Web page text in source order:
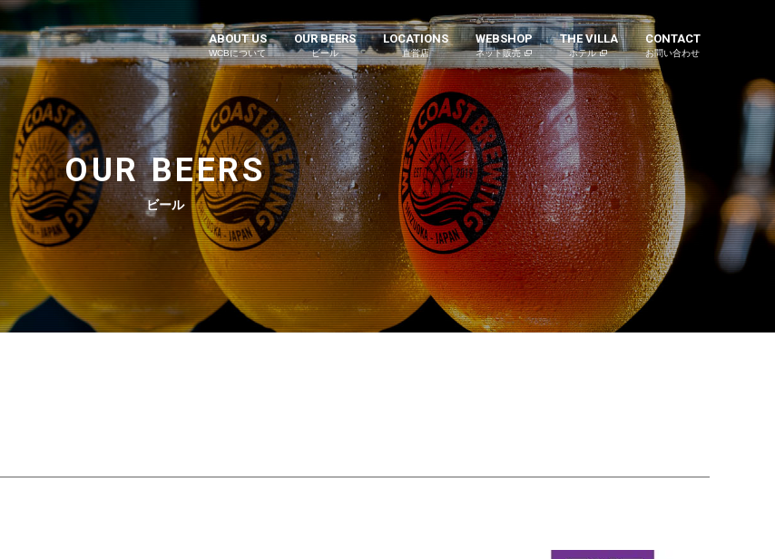
ABOUT US
WCBについて
OUR BEERS
ビール
LOCATIONS
直営店
WEBSHOP
ネット販売
THE VILLA
ホテル
CONTACT
お問い合わせ
OUR BEERS
ビール